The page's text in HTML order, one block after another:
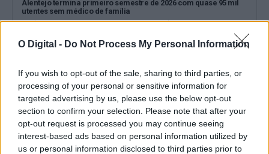
O Digital - Do Not Process My Personal Information
If you wish to opt-out of the sale, sharing to third parties, or
processing of your personal or sensitive information for
targeted advertising by us, please use the below opt-out
section to confirm your selection. Please note that after your
opt-out request is processed you may continue seeing
interest-based ads based on personal information utilized by
us or personal information disclosed to third parties prior to
Alentejo termina primeiro semestre de 2026 com quase 95 mil
utentes sem médico de família
O Alentejo terminou o primeiro semestre de 2026 com 94.908
3 Agosto, 2026 - 18:00